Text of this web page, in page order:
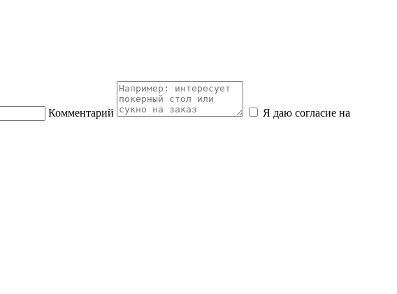
Комментарий
Я даю согласие на